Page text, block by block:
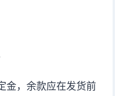
金，余款应在发货前